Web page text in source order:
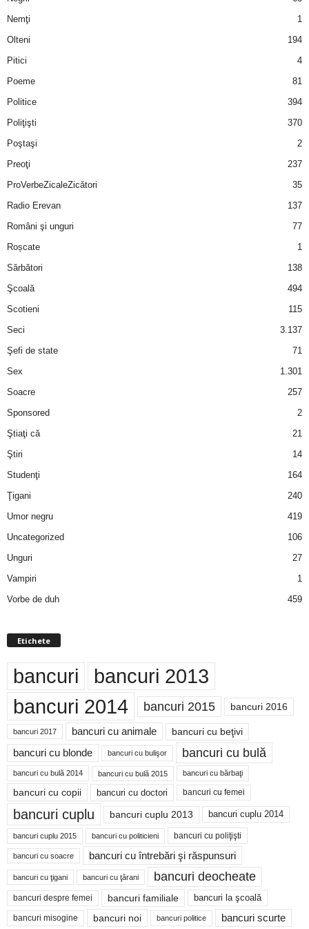
Nemţi
1
Olteni
194
Pitici
4
Poeme
81
Politice
394
Poliţişti
370
Poştaşi
2
Preoţi
237
ProVerbeZicaleZicători
35
Radio Erevan
137
Români şi unguri
77
Roșcate
1
Sărbători
138
Şcoală
494
Scotieni
115
Seci
3.137
Şefi de state
71
Sex
1.301
Soacre
257
Sponsored
2
Ştiaţi că
21
Ştiri
14
Studenţi
164
Ţigani
240
Umor negru
419
Uncategorized
106
Unguri
27
Vampiri
1
Vorbe de duh
459
Etichete
bancuri bancuri 2013
bancuri 2014 bancuri 2015 bancuri 2016
bancuri 2017 bancuri cu animale bancuri cu beţivi
bancuri cu blonde bancuri cu bulişor bancuri cu bulă
bancuri cu bulă 2014 bancuri cu bulă 2015 bancuri cu bărbaţi
bancuri cu copii bancuri cu doctori bancuri cu femei
bancuri cuplu bancuri cuplu 2013 bancuri cuplu 2014
bancuri cuplu 2015 bancuri cu politicieni bancuri cu poliţişti
bancuri cu soacre bancuri cu întrebări şi răspunsuri
bancuri cu ţigani bancuri cu ţărani bancuri deocheate
bancuri despre femei bancuri familiale bancuri la şcoală
bancuri misogine bancuri noi bancuri politice bancuri scurte